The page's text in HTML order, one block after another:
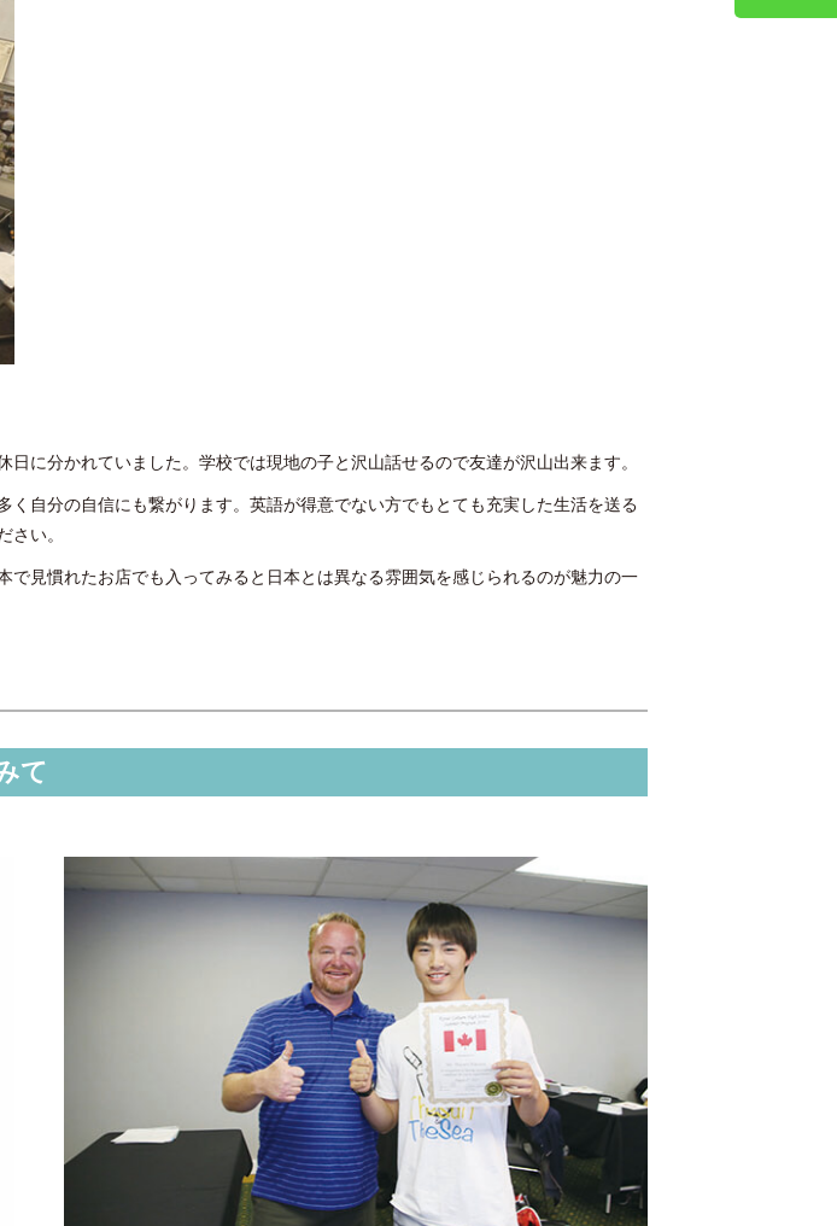
に分かれていました。学校では現地の子と沢山話せるので友達が沢山出来ます。
自分の自信にも繋がります。英語が得意でない方でもとても充実した生活を送る
さい。
見慣れたお店でも入ってみると日本とは異なる雰囲気を感じられるのが魅力の一
て